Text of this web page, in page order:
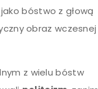
bóstwo z głową
obraz wczesnej
z wielu bóstw